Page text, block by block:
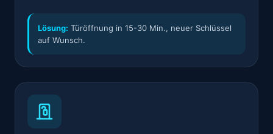
Lösung: Türöffnung in 15-30 Min., neuer Schlüssel
auf Wunsch.